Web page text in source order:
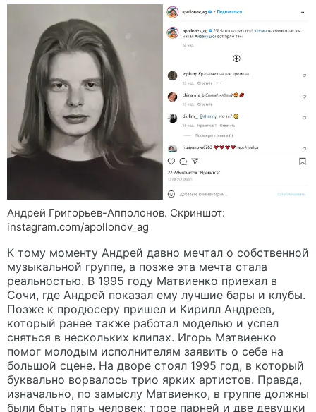
Андрей Григорьев-Апполонов. Скриншот:
instagram.com/apollonov_ag
К тому моменту Андрей давно мечтал о собственной
музыкальной группе, а позже эта мечта стала
реальностью. В 1995 году Матвиенко приехал в
Сочи, где Андрей показал ему лучшие бары и клубы.
Позже к продюсеру пришел и Кирилл Андреев,
который ранее также работал моделью и успел
сняться в нескольких клипах. Игорь Матвиенко
помог молодым исполнителям заявить о себе на
большой сцене. На дворе стоял 1995 год, в который
буквально ворвалось трио ярких артистов. Правда,
изначально, по замыслу Матвиенко, в группе должны
были быть пять человек: трое парней и две девушки